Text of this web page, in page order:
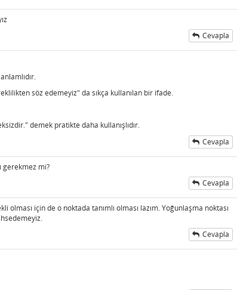
Cevapla
söz edemeyiz" da sıkça kullanılan bir ifade.
demek pratikte daha kullanışlıdır.
Cevapla
gerekmez mi?
Cevapla
olması için de o noktada tanımlı olması lazım. Yoğunlaşma noktası
Cevapla